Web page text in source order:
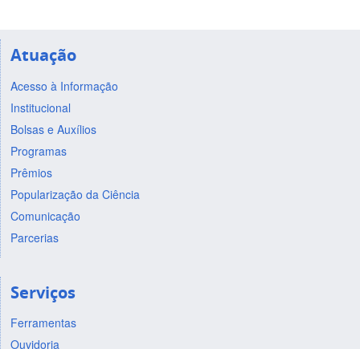
Atuação
Acesso à Informação
Institucional
Bolsas e Auxílios
Programas
Prêmios
Popularização da Ciência
Comunicação
Parcerias
Serviços
Ferramentas
Ouvidoria